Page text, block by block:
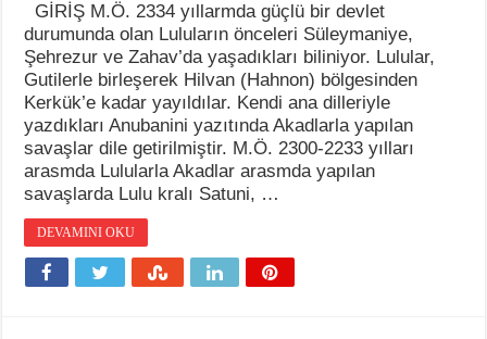
GİRİŞ M.Ö. 2334 yıllarmda güçlü bir devlet
durumunda olan Luluların önceleri Süleymaniye,
Şehrezur ve Zahav’da yaşadıkları biliniyor. Lulular,
Gutilerle birleşerek Hilvan (Hahnon) bölgesinden
Kerkük’e kadar yayıldılar. Kendi ana dilleriyle
yazdıkları Anubanini yazıtında Akadlarla yapılan
savaşlar dile getirilmiştir. M.Ö. 2300-2233 yılları
arasmda Lulularla Akadlar arasmda yapılan
savaşlarda Lulu kralı Satuni, …
DEVAMINI OKU